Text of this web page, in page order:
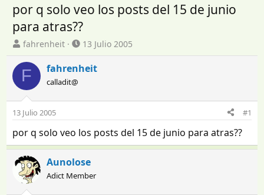
por q solo veo los posts del 15 de junio
para atras??
I
n
i
c
i
a
d
o
r
d
e
l
t
e
fahrenheit
F
e
c
d
i
n
i
i
o
13 Julio 2005
F fahrenheit
calladit@
13 Julio 2005 #1
por q solo veo los posts del 15 de junio para atras??
Aunolose
Adict Member